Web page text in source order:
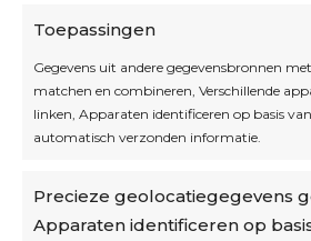
Toepassingen
Gegevens uit andere gegevensbronnen
matchen en combineren, Verschillende
linken, Apparaten identificeren op basis van
automatisch verzonden informatie.
Precieze geolocatiegegevens
Apparaten identificeren op
Algemene voorwaarden
Cookiebeleid